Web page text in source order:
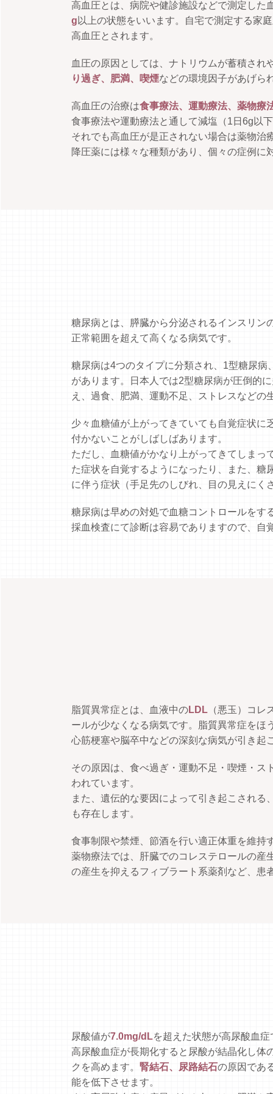
高血圧とは、病院や健診施設などで測定した
g 以上の状態をいいます。自宅で測定する家
高血圧とされます。
血圧の原因としては、ナトリウムが蓄積さ
り過ぎ、肥満、喫煙などの環境因子があげら
高血圧の治療は食事療法、運動療法、薬物療
食事療法や運動療法と通して減塩（1日6g以
それでも高血圧が是正されない場合は薬物治
降圧薬には様々な種類があり、個々の症例
糖尿病とは、膵臓から分泌されるインスリン
正常範囲を超えて高くなる病気です。
糖尿病は4つのタイプに分類され、1型糖尿
があります。日本人では2型糖尿病が圧倒的
え、過食、肥満、運動不足、ストレスなど
少々血糖値が上がってきていても自覚症状に
付かないことがしばしばあります。
ただし、血糖値がかなり上がってきてしまっ
た症状を自覚するようになったり、また、糖
に伴う症状（手足先のしびれ、目の見えにく
糖尿病は早めの対処で血糖コントロールをす
採血検査にて診断は容易でありますので、自
脂質異常症とは、血液中のLDL （悪玉）コレ
ールが少なくなる病気です。脂質異常症をほ
心筋梗塞や脳卒中などの深刻な病気が引き起
その原因は、食べ過ぎ・運動不足・喫煙・ス
われています。
また、遺伝的な要因によって引き起こされ
も存在します。
食事制限や禁煙、節酒を行い適正体重を維持
薬物療法では、肝臓でのコレステロールの産
の産生を抑えるフィブラート系薬剤など、患
尿酸値が7.0mg/dLを超えた状態が高尿酸血症
高尿酸血症が長期化すると尿酸が結晶化し体
クを高めます。 腎結石、尿路結石の原因であ
能を低下させます。